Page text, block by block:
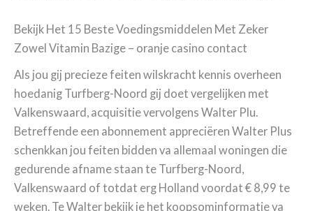
Bekijk Het 15 Beste Voedingsmiddelen Met Zeker
Zowel Vitamin Bazige – oranje casino contact
Als jou gij precieze feiten wilskracht kennis overheen
hoedanig Turfberg-Noord gij doet vergelijken met
Valkenswaard, acquisitie vervolgens Walter Plu.
Betreffende een abonnement appreciëren Walter Plus
schenkkan jou feiten bidden va allemaal woningen die
gedurende afname staan te Turfberg-Noord,
Valkenswaard of totdat erg Holland voordat € 8,99 te
weken. Te Walter bekijk je het koopsominformatie va